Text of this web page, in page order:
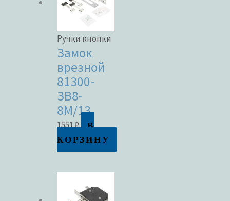
Ручки кнопки
Замок
врезной
81300-
ЗВ8-
8М/13
1551₽
В
КОРЗИНУ